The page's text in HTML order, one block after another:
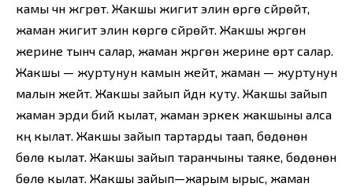
камы үчүн жүгүрөт. Жакшы жигит элин өргө сүйрөйт,
жаман жигит элин көргө сүйрөйт. Жакшы жүргөн
жерине тынч салар, жаман жүргөн жерине өрт салар.
Жакшы — журтунун камын жейт, жаман — журтунун
малын жейт. Жакшы зайып үйдүн куту. Жакшы зайып
жаман эрди бий кылат, жаман эркек жакшыны алса
күң кылат. Жакшы зайып тартарды таап, бөдөнөнү
бөлө кылат. Жакшы зайып таранчыны таяке, бөдөнөнү
бөлө кылат. Жакшы зайып—жарым ырыс, жаман